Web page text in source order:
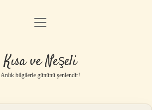
Anasayfa
Yasal Uyarı
menüyü
Kısa ve Neşeli
Anlık bilgilerle gününü şenlendir!